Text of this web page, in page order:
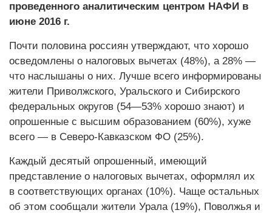
проведенного аналитическим центром НАФИ в
июне 2016 г.
Почти половина россиян утверждают, что хорошо
осведомлены о налоговых вычетах (48%), а 28% —
что наслышаны о них. Лучше всего информированы
жители Приволжского, Уральского и Сибирского
федеральных округов (54—53% хорошо знают) и
опрошенные с высшим образованием (60%), хуже
всего — в Северо-Кавказском ФО (25%).
Каждый десятый опрошенный, имеющий
представление о налоговых вычетах, оформлял их
в соответствующих органах (10%). Чаще остальных
об этом сообщали жители Урала (19%), Поволжья и